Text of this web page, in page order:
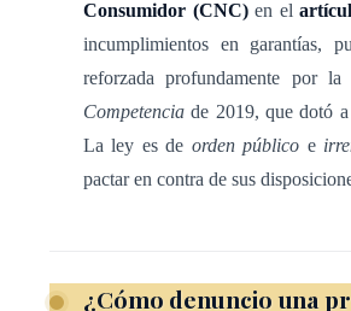
prestar servicios a terceros.
Comerciante o proveedor
Toda persona física, entidad de hecho o de
se dedica en forma habitual a ofrecer,
prestar servicios, sin que necesariamente esta
respetarle sus derechos e intereses legítimos.
Consumidor (CNC)en el
incumplimientos en garantías,
reforzada profundamente por la
Competencia de 2019, que dotó
La ley es de orden público e
pactar en contra de sus
¿Cómo denuncio una